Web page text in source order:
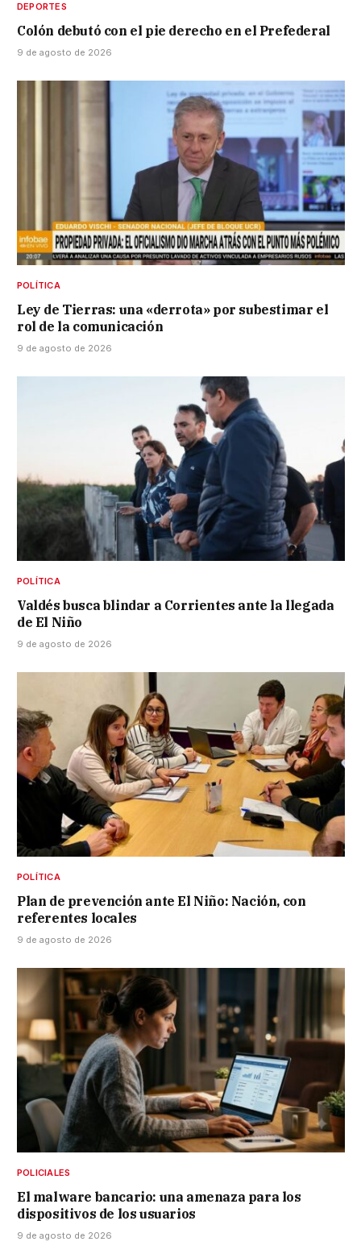
DEPORTES
Colón debutó con el pie derecho en el Prefederal
9 de agosto de 2026
POLÍTICA
Ley de Tierras: una «derrota» por subestimar el
rol de la comunicación
9 de agosto de 2026
POLÍTICA
Valdés busca blindar a Corrientes ante la llegada
de El Niño
9 de agosto de 2026
POLÍTICA
Plan de prevención ante El Niño: Nación, con
referentes locales
9 de agosto de 2026
POLICIALES
El malware bancario: una amenaza para los
dispositivos de los usuarios
9 de agosto de 2026